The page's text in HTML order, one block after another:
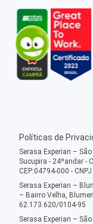
Políticas de
Serasa Experian –
Sucupira - 24ºandar -
CEP:04794-000 -
Serasa Experian –
– Bairro Velha,
62.173.620/0104-95
Serasa Experian –